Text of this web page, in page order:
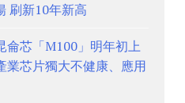
刷新10年新高
侖芯「M100」明年初上
芯片獨大不健康、應用